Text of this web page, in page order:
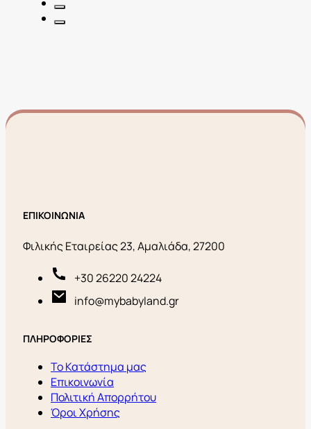
ΕΠΙΚΟΙΝΩΝΙΑ
Φιλικής Εταιρείας 23, Αμαλιάδα, 27200
+30 26220 24224
info@mybabyland.gr
ΠΛΗΡΟΦΟΡΙΕΣ
Το Κατάστημα μας
Επικοινωνία
Πολιτική Απορρήτου
Όροι Χρήσης